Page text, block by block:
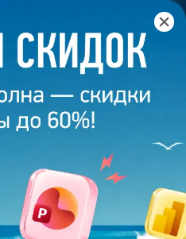
129 – Разработана
-
ЯНДЕКС